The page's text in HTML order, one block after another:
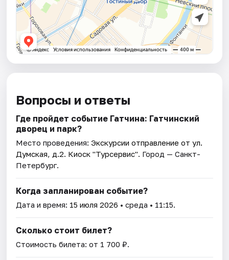
Вопросы и ответы
Где пройдет событие Гатчина: Гатчинский
дворец и парк?
Место проведения:Экскурсии отправление от ул.
Думская, д.2. Киоск "Турсервис". Город — Санкт-
Петербург.
Когда запланирован событие?
Дата и время: 15 июля 2026 • среда • 11:15.
Сколько стоит билет?
Стоимость билета: от 1 700 ₽.